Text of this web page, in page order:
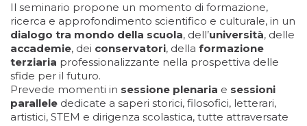
Il seminario propone un momento di formazione,
ricerca e approfondimento scientifico e culturale, in un
dialogo tra mondo della scuola, dell’università, delle
accademie, dei conservatori, della formazione
terziaria professionalizzante nella prospettiva delle
sfide per il futuro.
Prevede momenti in sessione plenaria e sessioni
parallele dedicate a saperi storici, filosofici, letterari,
artistici, STEM e dirigenza scolastica, tutte attraversate